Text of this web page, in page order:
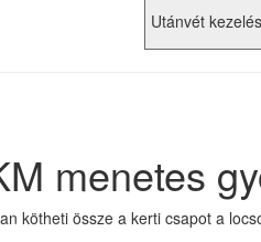
Utánvét
menetes
kötheti össze a kerti csapot a